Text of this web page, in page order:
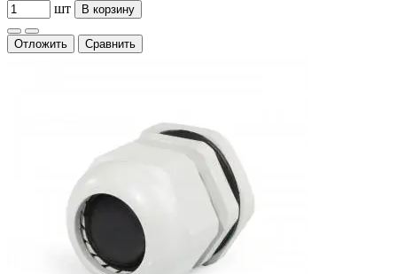
шт В корзину
Отложить Сравнить